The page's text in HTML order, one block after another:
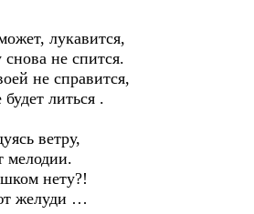
лукавится,
не спится.
не справится,
литься .
ветру,
мелодии.
нету?!
желуди …